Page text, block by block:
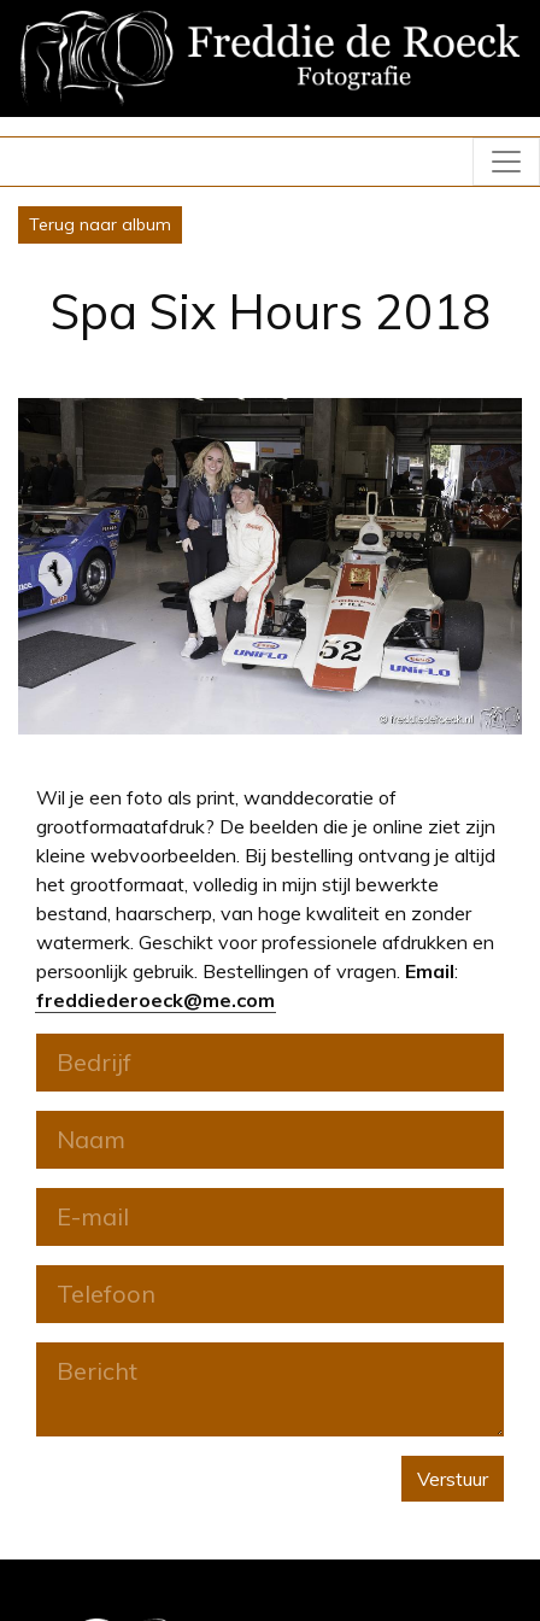
Terug naar album
Spa Six Hours 2018
Wil je een foto als print, wanddecoratie of
grootformaatafdruk? De beelden die je online ziet zijn
kleine webvoorbeelden. Bij bestelling ontvang je altijd
het grootformaat, volledig in mijn stijl bewerkte
bestand, haarscherp, van hoge kwaliteit en zonder
watermerk. Geschikt voor professionele afdrukken en
persoonlijk gebruik. Bestellingen of vragen. Email:
freddiederoeck@me.com
Verstuur